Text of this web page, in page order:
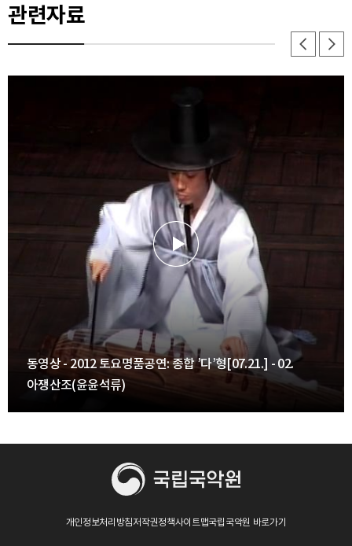
관련자료
동영상 - 2012 토요명품공연: 종합 ’다’형[07.21.] - 02.
아쟁산조(윤윤석류)
개인정보처리방침저작권정책사이트맵국립국악원 바로가기